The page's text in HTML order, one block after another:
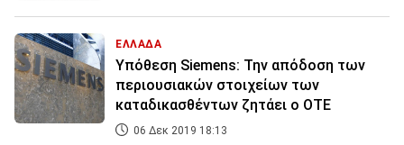
ΕΛΛΑΔΑ
Υπόθεση Siemens: Την απόδοση των
περιουσιακών στοιχείων των
καταδικασθέντων ζητάει ο ΟΤΕ
06 Δεκ 2019 18:13